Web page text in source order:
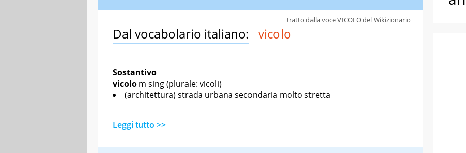
Dal vocabolario italiano: vicolo
Sostantivo
vicolo m sing(plurale: vicoli)
(architettura) strada urbana secondaria molto stretta
Leggi tutto >>
tratto dalla voce VICOLO del Wikizionario